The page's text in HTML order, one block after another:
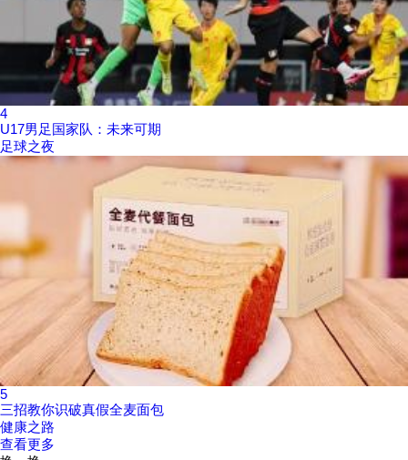
4
U17男足国家队：未来可期
足球之夜
5
三招教你识破真假全麦面包
健康之路
查看更多